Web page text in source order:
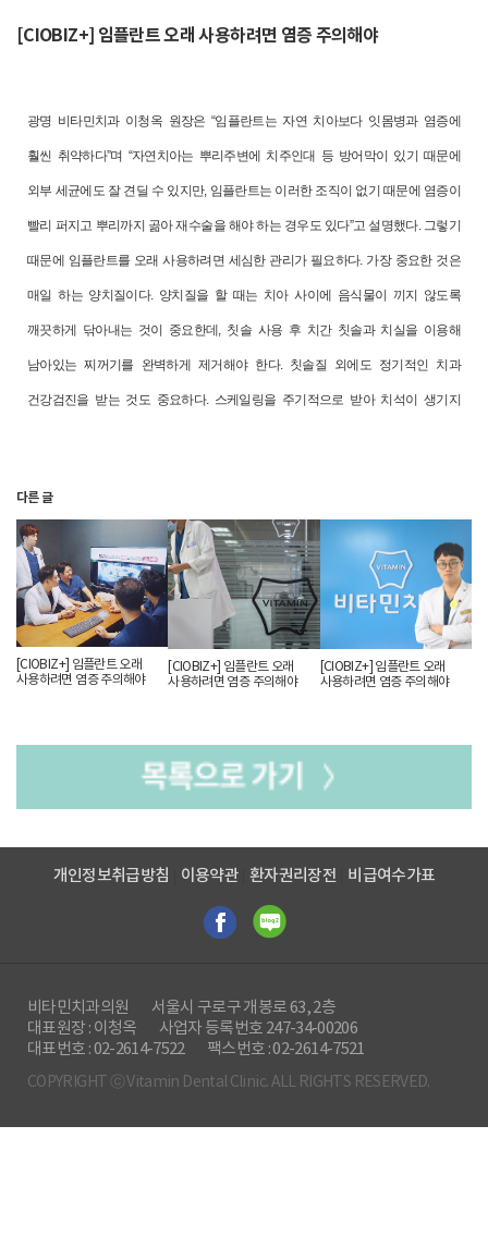
[CIOBIZ+] 임플란트 오래 사용하려면 염증 주의해야
광명 비타민치과 이청옥 원장은 “임플란트는 자연 치아보다 잇몸병과 염증에
훨씬 취약하다”며 “자연치아는 뿌리주변에 치주인대 등 방어막이 있기 때문에
외부 세균에도 잘 견딜 수 있지만, 임플란트는 이러한 조직이 없기 때문에 염증이
빨리 퍼지고 뿌리까지 곪아 재수술을 해야 하는 경우도 있다”고 설명했다. 그렇기
때문에 임플란트를 오래 사용하려면 세심한 관리가 필요하다. 가장 중요한 것은
매일 하는 양치질이다. 양치질을 할 때는 치아 사이에 음식물이 끼지 않도록
깨끗하게 닦아내는 것이 중요한데, 칫솔 사용 후 치간 칫솔과 치실을 이용해
남아있는 찌꺼기를 완벽하게 제거해야 한다. 칫솔질 외에도 정기적인 치과
건강검진을 받는 것도 중요하다. 스케일링을 주기적으로 받아 치석이 생기지
정기적인 관리를 받고, 잇몸과 잇몸뼈의 건강도 체크하는 것이 좋다.
원장은 “임플란트는 정확한 검사와 치료 계획을 토대로 진행돼야만 재수술 없이
안전하고 확실하게 치료할 수 있다”고 강조했다.
기사 본문 링크 클릭
다른 글
[CIOBIZ+] 임플란트 오래
사용하려면 염증 주의해야
[CIOBIZ+] 임플란트 오래
사용하려면 염증 주의해야
[CIOBIZ+] 임플란트 오래
사용하려면 염증 주의해야
개인정보취급방침 이용약관 환자권리장전 비급여수가표
비타민치과의원
서울시 구로구 개봉로 63, 2층
대표원장 : 이청옥
사업자 등록번호 247-34-00206
대표번호 : 02-2614-7522
팩스번호 : 02-2614-7521
COPYRIGHT ⓒ Vitamin Dental Clinic. ALL RIGHTS RESERVED.